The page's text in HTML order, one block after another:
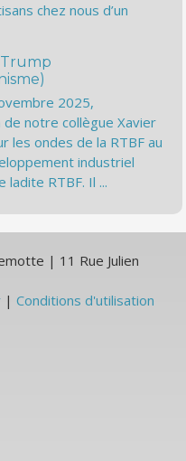
chez nous d’un
2025,
de notre collègue Xavier
les ondes de la RTBF au
industriel
RTBF. Il ...
| 11 Rue Julien
|Conditions d'utilisation